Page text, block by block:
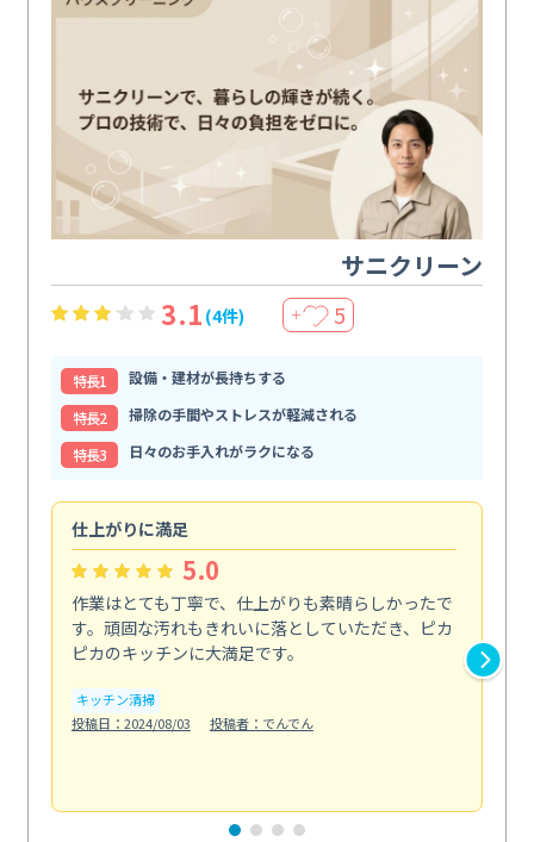
サニクリーン
3.1 (4件) ＋ 5
特⻑1
設備・建材が長持ちする
特⻑2
掃除の手間やストレスが軽減される
特⻑3
日々のお手入れがラクになる
仕上がりに満足
5.0
作業はとても丁寧で、仕上がりも素晴らしかったで
す。頑固な汚れもきれいに落としていただき、ピカ
ピカのキッチンに大満足です。
キッチン清掃
投稿日：2024/08/03
投稿者：でんでん